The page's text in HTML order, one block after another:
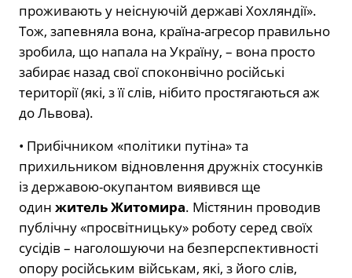
проживають у неіснуючій державі Хохляндії».
Тож, запевняла вона, країна-агресор правильно
зробила, що напала на Україну, – вона просто
забирає назад свої споконвічно російські
території (які, з її слів, нібито простягаються аж
до Львова).
• Прибічником «політики путіна» та
прихильником відновлення дружніх стосунків
із державою-окупантом виявився ще
один житель Житомира. Містянин проводив
публічну «просвітницьку» роботу серед своїх
сусідів – наголошуючи на безперспективності
опору російським військам, які, з його слів,